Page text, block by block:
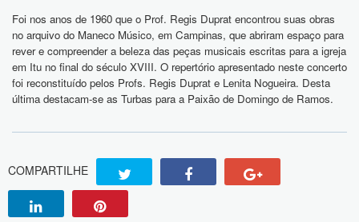
Foi nos anos de 1960 que o Prof. Regis Duprat encontrou suas obras
no arquivo do Maneco Músico, em Campinas, que abriram espaço para
rever e compreender a beleza das peças musicais escritas para a igreja
em Itu no final do século XVIII. O repertório apresentado neste concerto
foi reconstituído pelos Profs. Regis Duprat e Lenita Nogueira. Desta
última destacam-se as Turbas para a Paixão de Domingo de Ramos.
COMPARTILHE